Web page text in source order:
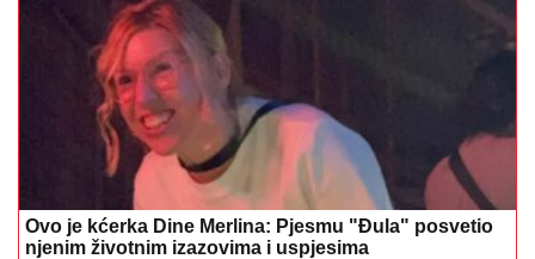
Ovo je kćerka Dine Merlina: Pjesmu "Đula" posvetio
njenim životnim izazovima i uspjesima